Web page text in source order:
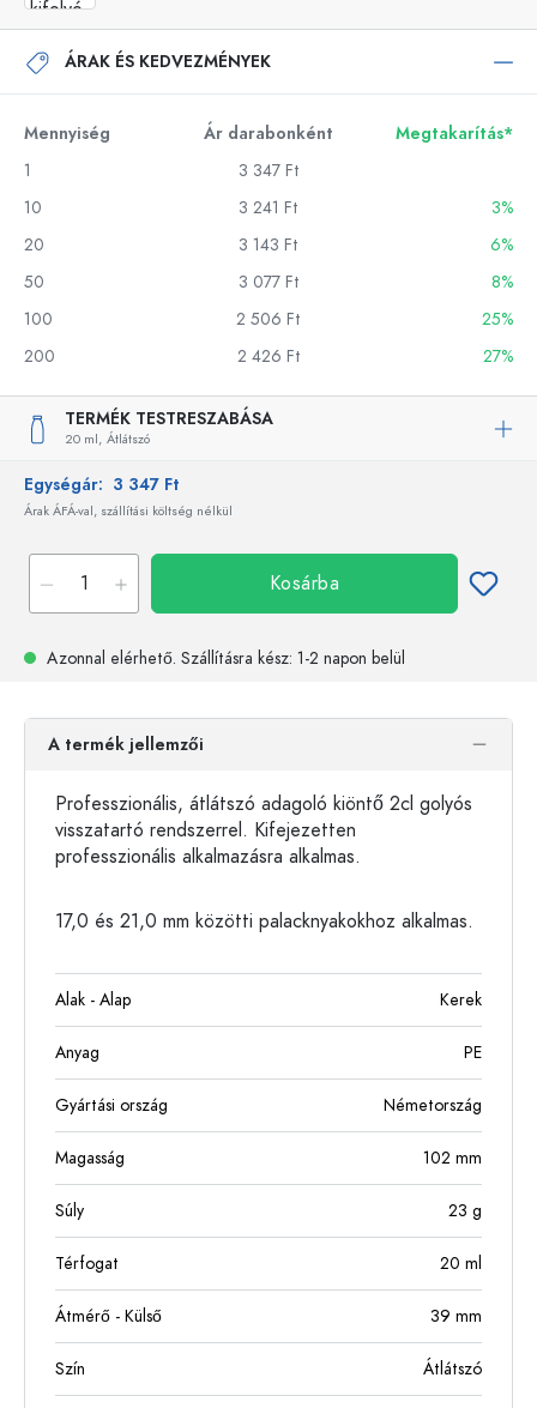
ÁRAK ÉS KEDVEZMÉNYEK
Mennyiség Ár darabonként
Megtakarítás*
1
3 347 Ft
10
3 241 Ft
3%
20
3 143 Ft
6%
50
3 077 Ft
8%
100
2 506 Ft
25%
200
2 426 Ft 27%
TERMÉK TESTRESZABÁSA
20 ml, Átlátszó
Egységár: 3 347 Ft
Árak ÁFÁ-val, szállítási költség nélkül
Kosárba
Azonnal elérhető. Szállításra kész: 1-2 napon belül
A termék jellemzői
Professzionális, átlátszó adagoló kiöntő 2cl golyós
visszatartó rendszerrel. Kifejezetten
professzionális alkalmazásra alkalmas.
17,0 és 21,0 mm közötti palacknyakokhoz alkalmas.
Alak - Alap Kerek
Anyag PE
Gyártási ország Németország
Magasság 102 mm
Súly 23 g
Térfogat 20 ml
Átmérő - Külső 39 mm
Szín Átlátszó